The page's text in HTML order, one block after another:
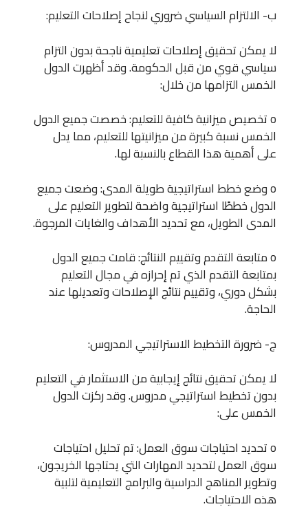
ب‌- الالتزام السياسي ضروري لنجاح إصلاحات التعليم:
لا يمكن تحقيق إصلاحات تعليمية ناجحة بدون التزام
سياسي قوي من قبل الحكومة. وقد أظهرت الدول
الخمس التزامها من خلال:
o تخصيص ميزانية كافية للتعليم: خصصت جميع الدول
الخمس نسبة كبيرة من ميزانيتها للتعليم، مما يدل
على أهمية هذا القطاع بالنسبة لها.
o وضع خطط استراتيجية طويلة المدى: وضعت جميع
الدول خططًا استراتيجية واضحة لتطوير التعليم على
المدى الطويل، مع تحديد الأهداف والغايات المرجوة.
o متابعة التقدم وتقييم النتائج: قامت جميع الدول
بمتابعة التقدم الذي تم إحرازه في مجال التعليم
بشكل دوري، وتقييم نتائج الإصلاحات وتعديلها عند
الحاجة.
ج- ضرورة التخطيط الاستراتيجي المدروس:
لا يمكن تحقيق نتائج إيجابية من الاستثمار في التعليم
بدون تخطيط استراتيجي مدروس. وقد ركزت الدول
الخمس على:
o تحديد احتياجات سوق العمل: تم تحليل احتياجات
سوق العمل لتحديد المهارات التي يحتاجها الخريجون،
وتطوير المناهج الدراسية والبرامج التعليمية لتلبية
هذه الاحتياجات.